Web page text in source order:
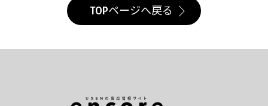
TOPページへ戻る